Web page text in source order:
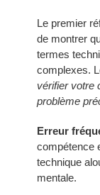
Le premier
de montrer
termes
complexes.
vérifier votre
problème
Erreur
compétence
technique
mentale.